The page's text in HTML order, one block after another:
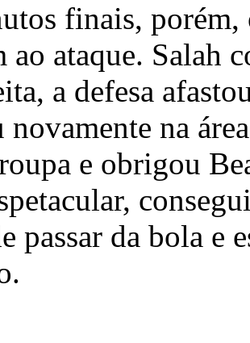
finais, porém,
ao ataque. Salah
a defesa
na
e obrigou
passar da bola e